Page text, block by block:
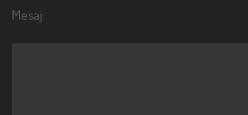
Mesaj: